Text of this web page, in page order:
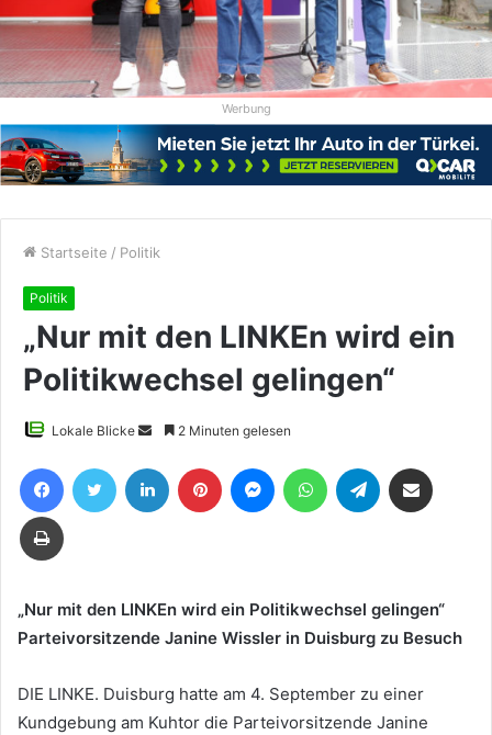
Werbung
Startseite / Politik
Politik
„Nur mit den LINKEn wird ein
Politikwechsel gelingen“
Lokale Blicke
Sende
eine
E-
2 Minuten gelesen
FacebookTwitter LinkedIn Pinterest MessengerWhatsAppTelegram
Drucken
„Nur mit den LINKEn wird ein Politikwechsel gelingen“
Parteivorsitzende Janine Wissler in Duisburg zu Besuch
DIE LINKE. Duisburg hatte am 4. September zu einer
Kundgebung am Kuhtor die Parteivorsitzende Janine